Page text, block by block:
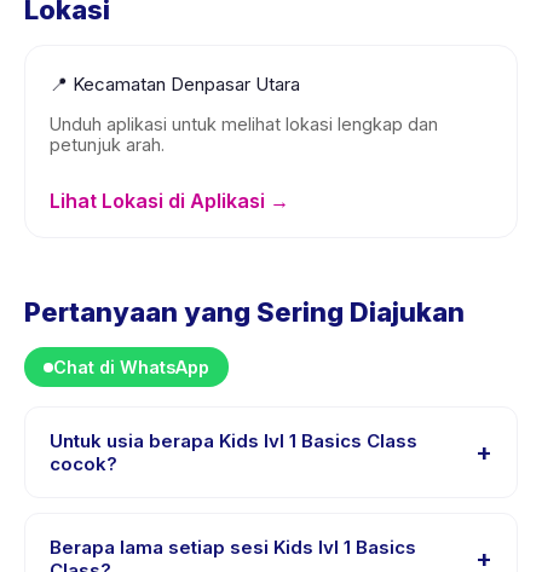
Lokasi
📍 Kecamatan Denpasar Utara
Unduh aplikasi untuk melihat lokasi lengkap dan
petunjuk arah.
Lihat Lokasi di Aplikasi →
Pertanyaan yang Sering Diajukan
Chat di WhatsApp
Untuk usia berapa Kids lvl 1 Basics Class
cocok?
+
sampai 6 tahun. Instruktur menyesuaikan program untuk
berbagai tingkat kemampuan dalam rentang usia ini
Berapa lama setiap sesi Kids lvl 1 Basics
+